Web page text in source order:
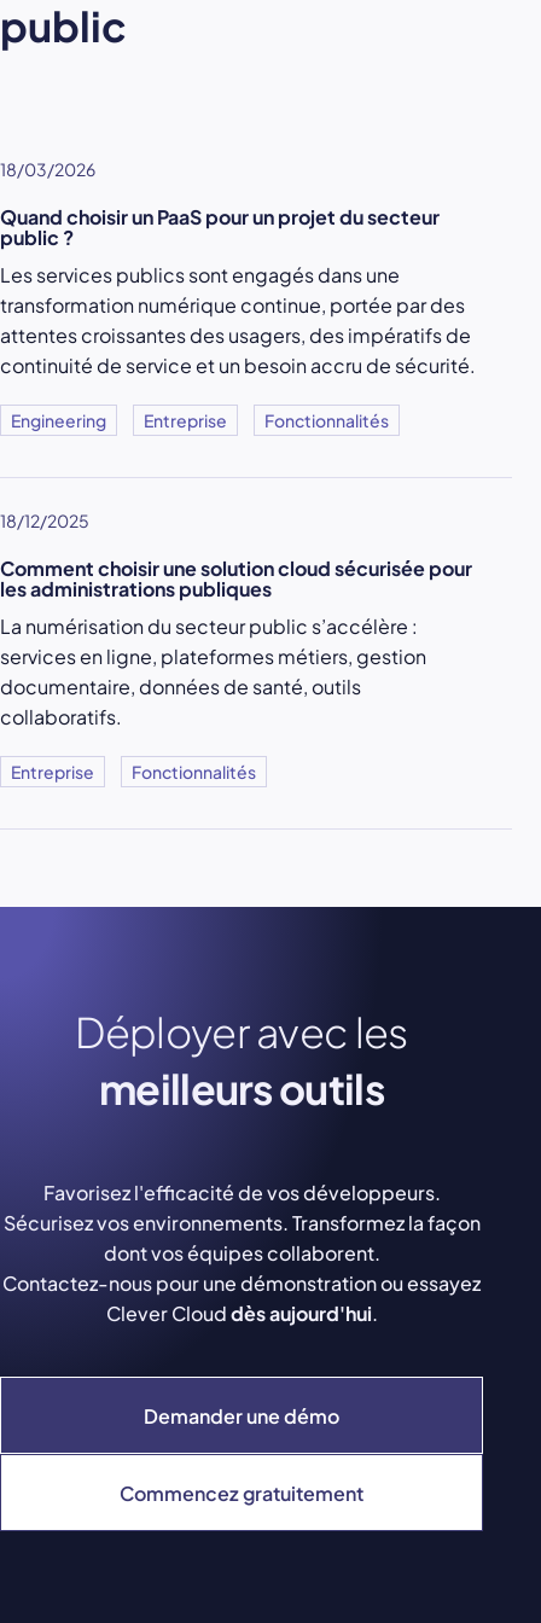
public
18/03/2026
Quand choisir un PaaS pour un projet du secteur
public ?
Les services publics sont engagés dans une
transformation numérique continue, portée par des
attentes croissantes des usagers, des impératifs de
continuité de service et un besoin accru de sécurité.
Engineering Entreprise Fonctionnalités
18/12/2025
Comment choisir une solution cloud sécurisée pour
les administrations publiques
La numérisation du secteur public s’accélère :
services en ligne, plateformes métiers, gestion
documentaire, données de santé, outils
collaboratifs.
Entreprise Fonctionnalités
Déployer avec les
meilleurs outils
Demander une démo
Commencez gratuitement
Favorisez l'efficacité de vos développeurs.
Sécurisez vos environnements. Transformez la façon
dont vos équipes collaborent.
Contactez-nous pour une démonstration ou essayez
Clever Clouddès aujourd'hui.